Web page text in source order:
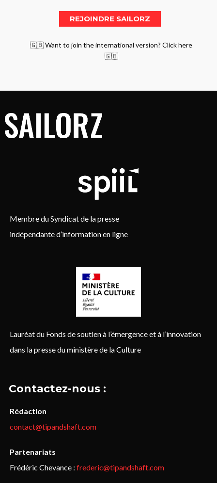
🇬🇧 Want to join the international version? Click here
🇬🇧
Membre du Syndicat de la presse
indépendante d’information en ligne
Lauréat du Fonds de soutien à l’émergence et à l’innovation
dans la presse du ministère de la Culture
Contactez-nous :
Rédaction
contact@tipandshaft.com
Partenariats
Frédéric Chevance : frederic@tipandshaft.com